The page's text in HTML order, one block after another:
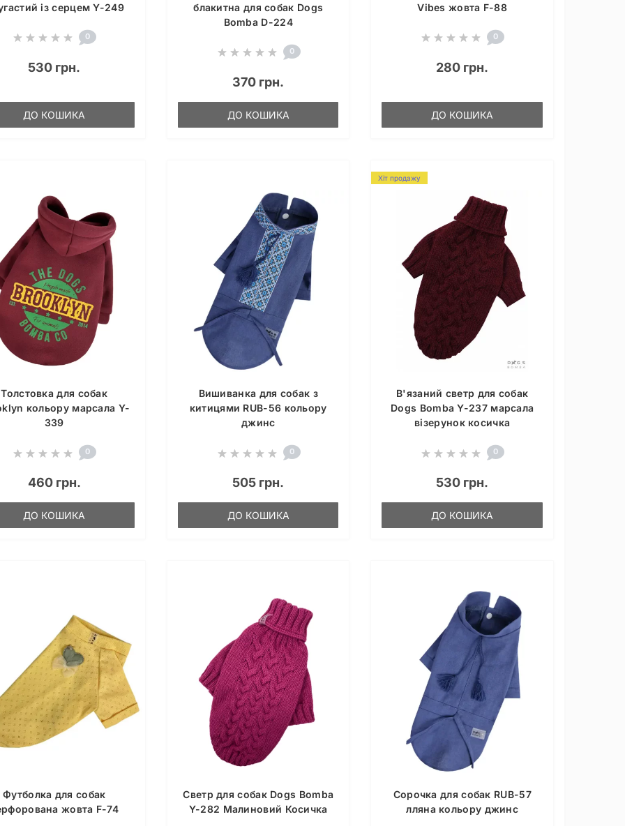
із серцем Y-249
0
530 грн.
ДО КОШИКА
блакитна для собак Dogs
Bomba D-224
0
370 грн.
ДО КОШИКА
Vibes жовта F-88
0
280 грн.
ДО КОШИКА
Толстовка для собак
кольору марсала Y-
339
0
460 грн.
ДО КОШИКА
Вишиванка для собак з
китицями RUB-56 кольору
джинс
0
505 грн.
ДО КОШИКА
Хіт продажу
В'язаний светр для собак
Dogs Bomba Y-237 марсала
візерунок косичка
0
530 грн.
ДО КОШИКА
Футболка для собак
жовта F-74
Светр для собак Dogs Bomba
Y-282 Малиновий Косичка
Сорочка для собак RUB-57
лляна кольору джинс